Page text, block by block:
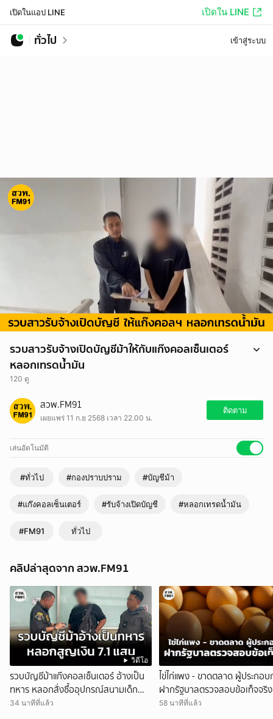
เปิดในแอป LINE เปิดใน LINE
ทั่วไป เข้าสู่ระบบ
รวบสาวรับจ้างเปิดบัญชีม้าให้กับแก๊งคอลเซ็นเตอร์
หลอกเทรดน้ำมัน
120 ดู
กองบังคับการปราบปราม พล.ต.ต.วิทยา ศรีประเสริฐภาพ ผบก.ป. พร้อม
กำลังเจ้าหน้าที่ กก.5 บก.ป. ร่วมกันจับกุม น.ส.พร (นามสมมุติ) อายุ 23 ปี ผู้
ต้องหาตามหมายจับศาลจังหวัดนครปฐม ซึ่งต้องหาว่ากระทำผิดฐาน
ประชาชนหรือด้วยการปกปิดความจริงฯ รายละเอียดเพิ่มเติม
สวพ.FM91
เผยแพร่ 11 ก.ย 2568 เวลา 22.00 น.
ติดตาม
เล่นอัตโนมัติ
#ทั่วไป #กองปราบปราม #บัญชีม้า
#แก๊งคอลเซ็นเตอร์ #รับจ้างเปิดบัญชี #หลอกเทรดน้ำมัน
#FM91 ทั่วไป
คลิปล่าสุดจาก สวพ.FM91
วิดีโอ
รวบบัญชีม้าแก๊งคอลเซ็นเตอร์ อ้างเป็น
ทหาร หลอกสั่งซื้ออุปกรณ์สนามเด็ก
เล่น-แบริเออร์ สูญเงิน 7.1 แสน
34 นาทีที่แล้ว
ไข่ไก่แพง - ขาดตลาด ผู้ประกอบ
ฝากรัฐบาลตรวจสอบข้อเท็จจริ
ข่าวลือ ส่งออกต่างประเทศ
58 นาทีที่แล้ว